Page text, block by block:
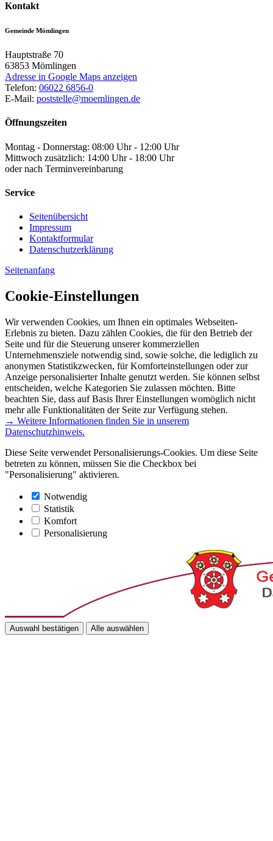
Kontakt
Gemeinde Mömlingen
Hauptstraße 70
63853 Mömlingen
Adresse in Google Maps anzeigen
Telefon: 06022 6856-0
E-Mail: poststelle@moemlingen.de
Öffnungszeiten
Montag - Donnerstag: 08:00 Uhr - 12:00 Uhr
Mittwoch zusätzlich: 14:00 Uhr - 18:00 Uhr
oder nach Terminvereinbarung
Service
Seitenübersicht
Impressum
Kontaktformular
Datenschutzerklärung
Seitenanfang
Cookie-Einstellungen
Wir verwenden Cookies, um Ihnen ein optimales Webseiten-
Erlebnis zu bieten. Dazu zählen Cookies, die für den Betrieb der
Seite und für die Steuerung unserer kommerziellen
Unternehmensziele notwendig sind, sowie solche, die lediglich zu
anonymen Statistikzwecken, für Komforteinstellungen oder zur
Anzeige personalisierter Inhalte genutzt werden. Sie können selbst
entscheiden, welche Kategorien Sie zulassen möchten. Bitte
beachten Sie, dass auf Basis Ihrer Einstellungen womöglich nicht
mehr alle Funktionalitäten der Seite zur Verfügung stehen.
→ Weitere Informationen finden Sie in unserem
Datenschutzhinweis.
Diese Seite verwendet Personalisierungs-Cookies. Um diese Seite
betreten zu können, müssen Sie die Checkbox bei
"Personalisierung" aktivieren.
Notwendig
Statistik
Komfort
Personalisierung
Auswahl bestätigen Alle auswählen